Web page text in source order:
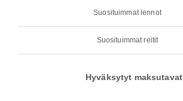
Suosituimmat lennot
Suosituimmat reitit
Hyväksytyt maksutavat